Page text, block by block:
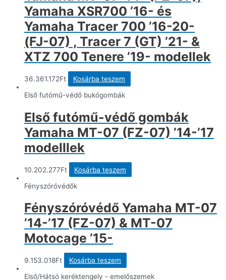
Yamaha XSR700 ’16- és
Yamaha Tracer 700 ’16-20-
(FJ-07) , Tracer 7 (GT) ’21- &
XTZ 700 Tenere ’19- modellek
36.361.172Ft
Kosárba teszem
Első futómű-védő bukógombák
Első futómű-védő gombák
Yamaha MT-07 (FZ-07) ’14-’17
modelllek
10.202.277Ft
Kosárba teszem
Fényszóróvédők
Fényszóróvédő Yamaha MT-07
’14-’17 (FZ-07) & MT-07
Motocage ’15-
9.153.018Ft
Kosárba teszem
Első/Hátsó keréktengely - emelőszemek